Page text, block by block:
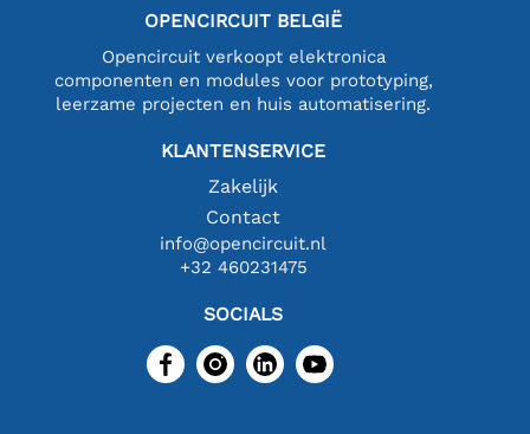
OPENCIRCUIT BELGIË
Opencircuit verkoopt elektronica
componenten en modules voor prototyping,
leerzame projecten en huis automatisering.
KLANTENSERVICE
Zakelijk
Contact
info@opencircuit.nl
+32 460231475
SOCIALS